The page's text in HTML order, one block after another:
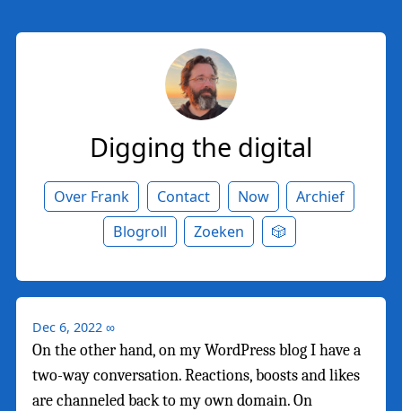
Digging the digital
Over Frank Contact Now
Archief
Blogroll
Zoeken 🎲
Dec 6, 2022 ∞
On the other hand, on my WordPress blog I have a
two-way conversation. Reactions, boosts and likes
are channeled back to my own domain. On